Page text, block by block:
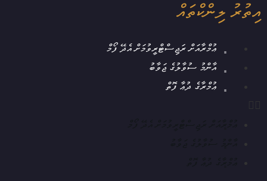
އިތުރު ލިންކްތައް
ޢުމްރާއަށް ރަޖިސްޓްރީވުމަށް އެދޭ ފޯމް
އާންމު ސުވާލުގެ ޖަވާބު
ޢުމްރާގެ ދުޢާ ފޮތް